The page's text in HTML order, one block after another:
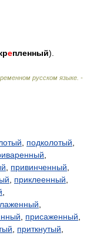
епленный).
русском языке. -
подколотый
привинченный
приклеенный
присаженный
приткнутый